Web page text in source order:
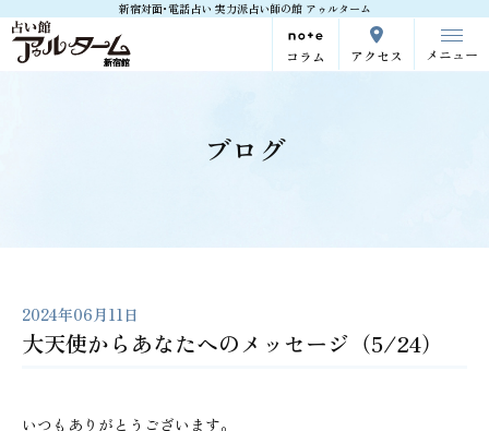
新宿対面･電話占い 実力派占い師の館 アゥルターム
コラム アクセス メニュー
ブログ
2024年06月11日
大天使からあなたへのメッセージ（5/24）
いつもありがとうございます。